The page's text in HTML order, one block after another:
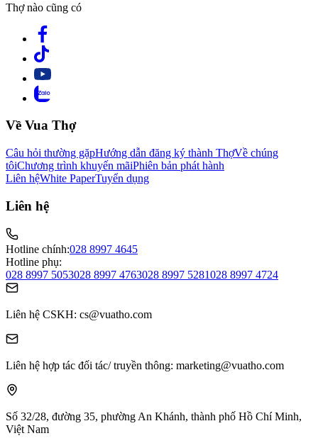
Thợ nào cũng có
Về Vua Thợ
Câu hỏi thường gặpHướng dẫn đăng ký thành ThợVề chúng
tôiChương trình khuyến mãiPhiên bản phát hành
Liên hệWhite PaperTuyển dụng
Liên hệ
Hotline chính:028 8997 4645
Hotline phụ:
028 8997 5053028 8997 4763028 8997 5281028 8997 4724
Liên hệ CSKH: cs@vuatho.com
Liên hệ hợp tác đối tác/ truyền thông: marketing@vuatho.com
Số 32/28, đường 35, phường An Khánh, thành phố Hồ Chí Minh,
Việt Nam